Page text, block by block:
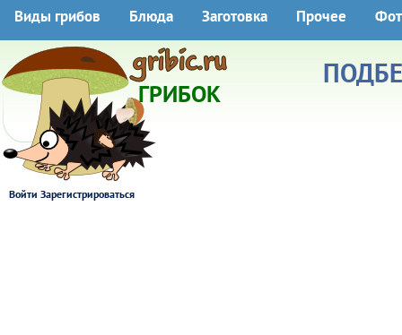
Виды грибов Блюда Заготовка Прочее
ГРИБОК
Войти Зарегистрироваться